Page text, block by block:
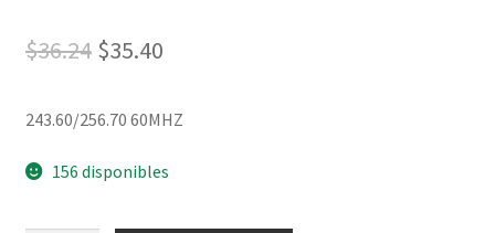
$36.24 $35.40
243.60/256.70 60MHZ
156 disponibles